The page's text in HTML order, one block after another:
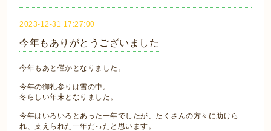
2023-12-31 17:27:00
今年もありがとうございました
今年もあと僅かとなりました。
今年の御礼参りは雪の中。
冬らしい年末となりました。
今年はいろいろとあった一年でしたが、たくさんの方々に助けら
れ、支えられた一年だったと思います。